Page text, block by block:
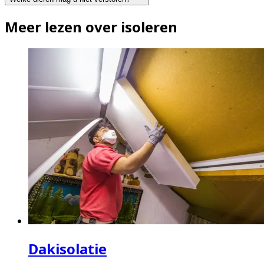
Meer lezen over isoleren
Dakisolatie